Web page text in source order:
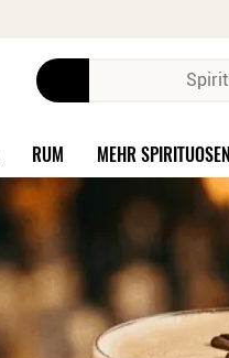
RUM MEHR SPIRITUOSEN